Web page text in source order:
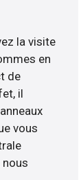
la visite
en
de
il
vous